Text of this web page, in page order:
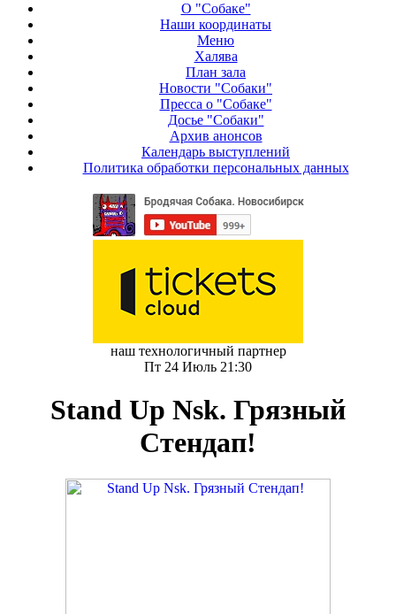
О "Собаке"
Наши координаты
Меню
Халява
План зала
Новости "Собаки"
Пресса о "Собаке"
Досье "Собаки"
Архив анонсов
Календарь выступлений
Политика обработки персональных данных
наш технологичный партнер
Пт 24 Июль 21:30
Stand Up Nsk. Грязный
Стендап!